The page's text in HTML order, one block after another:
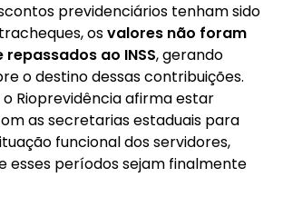
previdenciários tenham sido
osvalores não foram
ao INSS, gerando
o destino dessas contribuições.
o Rioprevidência afirma estar
as secretarias estaduais para
funcional dos servidores,
esses períodos sejam finalmente